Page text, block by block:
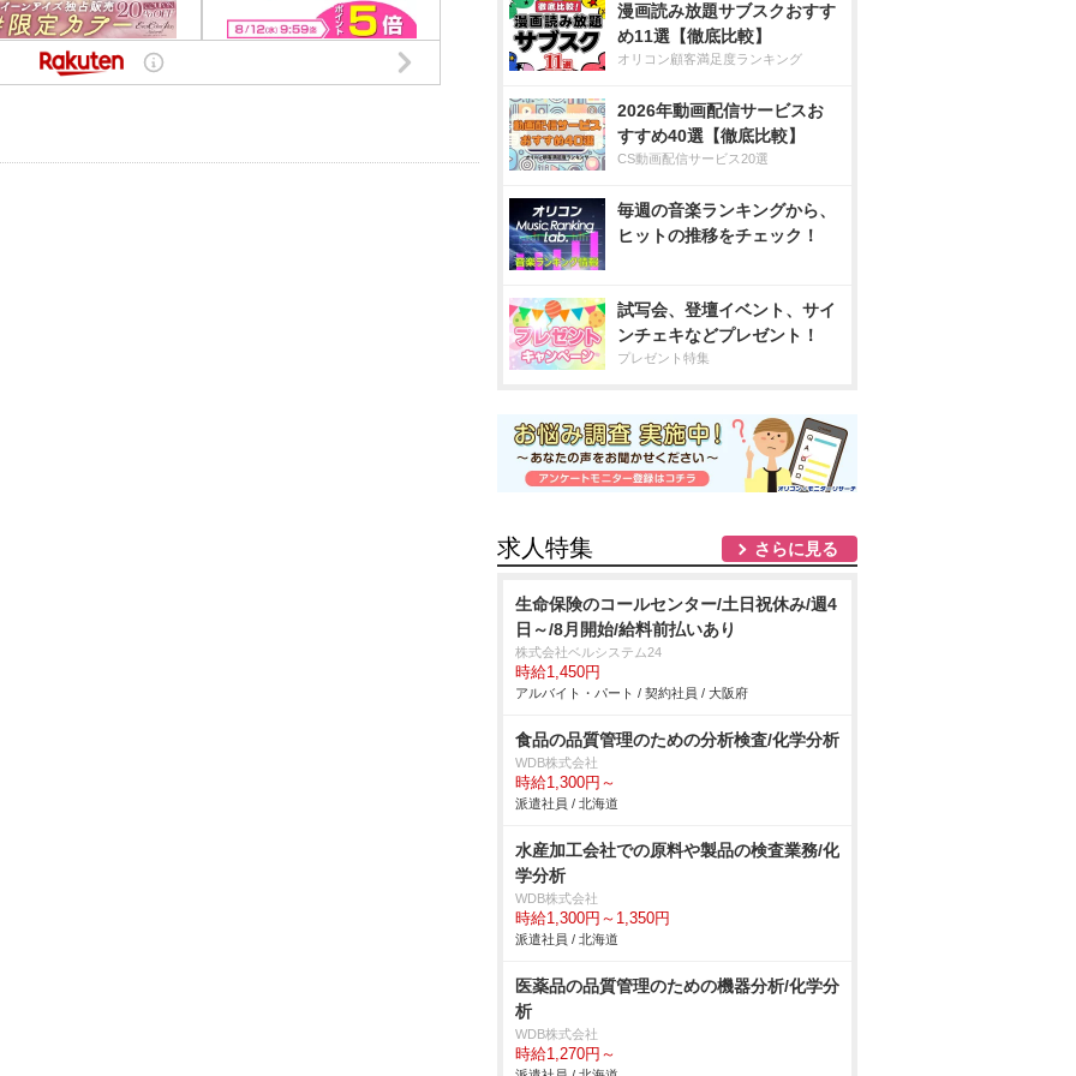
漫画読み放題サブスクおすす
め11選【徹底比較】
オリコン顧客満足度ランキング
2026年動画配信サービスお
すすめ40選【徹底比較】
CS動画配信サービス20選
毎週の音楽ランキングから、
ヒットの推移をチェック！
試写会、登壇イベント、サイ
ンチェキなどプレゼント！
プレゼント特集
求人特集 さらに見る
生命保険のコールセンター/土日祝休み/週4
日～/8月開始/給料前払いあり
株式会社ベルシステム24
時給1,450円
アルバイト・パート / 契約社員 / 大阪府
食品の品質管理のための分析検査/化学分析
WDB株式会社
時給1,300円～
派遣社員 / 北海道
水産加工会社での原料や製品の検査業務/化
学分析
WDB株式会社
時給1,300円～1,350円
派遣社員 / 北海道
医薬品の品質管理のための機器分析/化学分
析
WDB株式会社
時給1,270円～